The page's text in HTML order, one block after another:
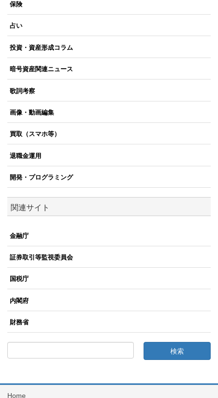
保険
占い
投資・資産形成コラム
暗号資産関連ニュース
歌詞考察
画像・動画編集
買取（スマホ等）
退職金運用
開発・プログラミング
関連サイト
金融庁
証券取引等監視委員会
国税庁
内閣府
財務省
Home